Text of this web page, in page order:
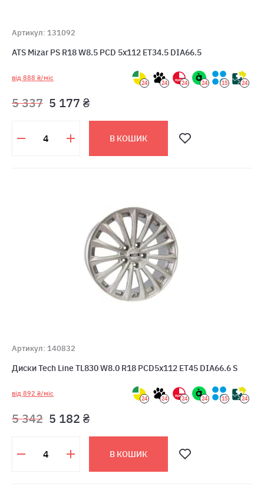
Артикул: 131092
ATS Mizar PS R18 W8.5 PCD 5x112 ET34.5 DIA66.5
від 888 ₴/міс
24 24 24 24 15 24
5 337 5 177 ₴
В КОШИК
Артикул: 140832
Диски Tech Line TL830 W8.0 R18 PCD5x112 ET45 DIA66.6 S
від 892 ₴/міс
24 24 24 24 15 24
5 342 5 182 ₴
В КОШИК